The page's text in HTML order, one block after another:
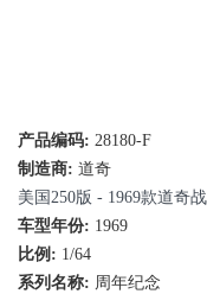
产品编码: 28180-F
制造商: 道奇
美国250版 - 1969款道奇
车型年份: 1969
比例: 1/64
系列名称: 周年纪念